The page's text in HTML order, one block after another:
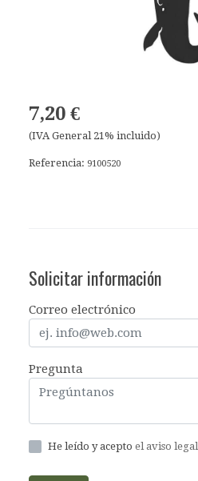
7,20 €
(IVA General 21% incluido)
Referencia: 9100520
Solicitar información
Correo electrónico
Pregunta
He leído y acepto el aviso legal